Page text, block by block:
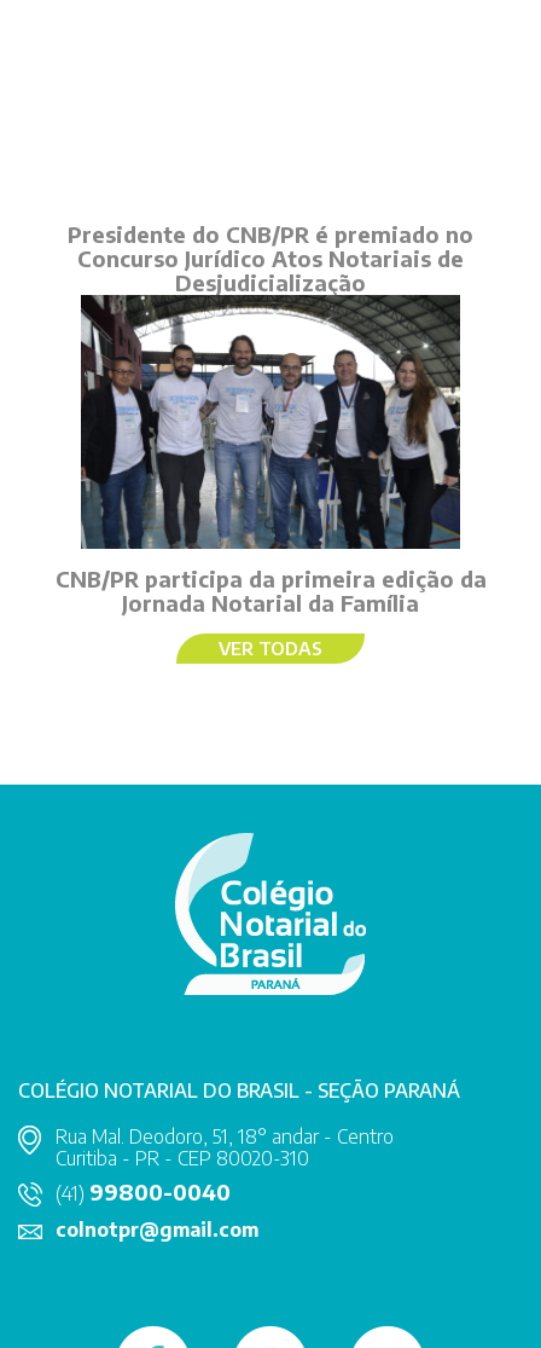
Presidente do CNB/PR é premiado no
Concurso Jurídico Atos Notariais de
Desjudicialização
CNB/PR participa da primeira edição da
Jornada Notarial da Família
VER TODAS
COLÉGIO NOTARIAL DO BRASIL - SEÇÃO PARANÁ
Rua Mal. Deodoro, 51, 18° andar - Centro
Curitiba - PR - CEP 80020-310
(41) 99800-0040
colnotpr@gmail.com